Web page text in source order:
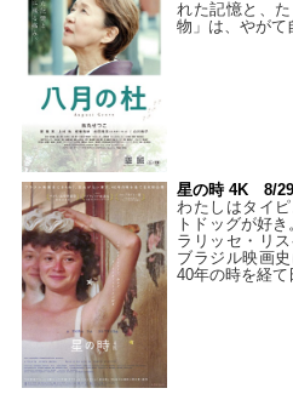
れた記憶と、
物」は、やがて
星の時 4K 8/
わたしはタイ
トドッグが好き
ラリッセ・リ
ブラジル映画
40年の時を経て